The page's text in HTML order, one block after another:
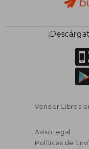
Vender Libros
Aviso legal
Políticas de